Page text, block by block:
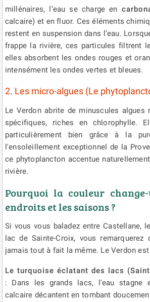
millénaires, l’eau se charge en
calcaire) et en fluor. Ces éléments
restent en suspension dans l’eau.
frappe la rivière, ces particules filtrent
elles absorbent les ondes rouges et
intensément les ondes vertes et bleues.
2. Les micro-algues (Le
Le Verdon abrite de minuscules algues
spécifiques, riches en chlorophylle.
particulièrement bien grâce à la
l'ensoleillement exceptionnel de la
ce phytoplancton accentue
rivière.
Pourquoi la couleur
endroits et les saisons ?
Si vous vous baladez entre Castellane,
lac de Sainte-Croix, vous
jamais tout à fait la même. Le Verdon
Le turquoise éclatant des lacs
: Dans les grands lacs, l'eau stagne
calcaire décantent en tombant